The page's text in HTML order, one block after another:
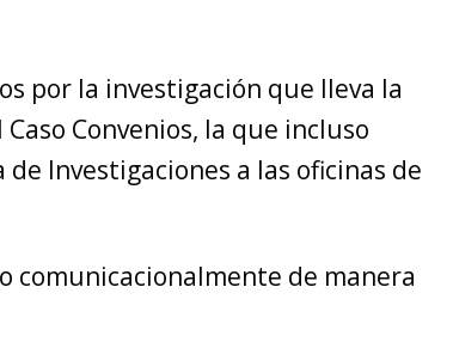
por la investigación que lleva la
Convenios, la que incluso
Investigaciones a las oficinas de
comunicacionalmente de manera